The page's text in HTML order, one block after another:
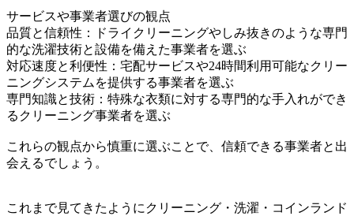
サービスや事業者選びの観点
品質と信頼性：ドライクリーニングやしみ抜きのような専門
的な洗濯技術と設備を備えた事業者を選ぶ
対応速度と利便性：宅配サービスや24時間利用可能なクリー
ニングシステムを提供する事業者を選ぶ
専門知識と技術：特殊な衣類に対する専門的な手入れができ
るクリーニング事業者を選ぶ
これらの観点から慎重に選ぶことで、信頼できる事業者と出
会えるでしょう。
これまで見てきたようにクリーニング・洗濯・コインランド